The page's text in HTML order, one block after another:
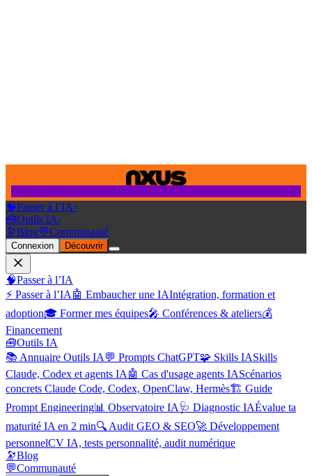
🧠Passer à l’IA›
🧰Outils IA›
🔭Blog💬Communauté
Connexion Découvrir
🧠Passer à l’IA
⚡ Passer à l’IA 🤖 Embaucher une IAIntégration, formation et
adoption🎓 Former mes équipes🎤 Conférences & ateliers💰
Financement
🧰Outils IA
📚 Annuaire Outils IA 💬 Prompts ChatGPT🧩 Skills IASkills
Claude, Codex et agents IA 🤖 Cas d'usage agents IAScénarios
concrets Claude Code, Codex, OpenClaw, Hermès🏗️ Guide
Prompt Engineering📊 Observatoire IA 🩺 Diagnostic IAÉvalue ta
maturité IA en 2 min🔍 Audit GEO & SEO🚀 Développement
personnelCV IA, tests personnalité, audit numérique
🔭Blog
💬Communauté